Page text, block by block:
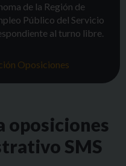
de la Región de
Público del Servicio
al turno libre.
Oposiciones
oposiciones
SMS